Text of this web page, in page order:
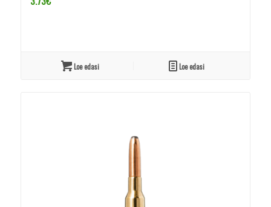
Loe edasi Loe edasi